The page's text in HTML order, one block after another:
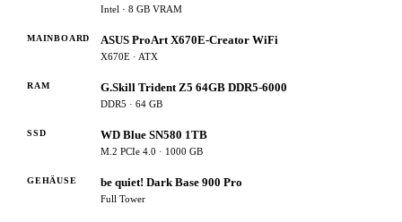
Intel · 8 GB VRAM
MAINBOARD ASUS ProArt X670E-Creator WiFi
X670E · ATX
RAM G.Skill Trident Z5 64GB DDR5-6000
DDR5 · 64 GB
SSD WD Blue SN580 1TB
M.2 PCIe 4.0 · 1000 GB
GEHÄUSE be quiet! Dark Base 900 Pro
Full Tower